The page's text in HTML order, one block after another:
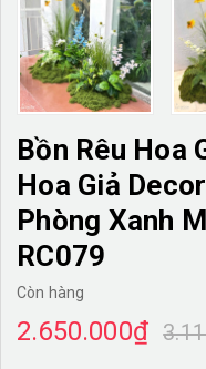
Bồn Rêu Hoa
Hoa Giả
Phòng Xanh
RC079
Còn hàng
2.650.000₫